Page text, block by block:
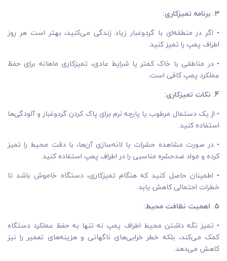
3. برنامه تمیزکاری:
• اگر در منطقه‌ای با گردوغبار زیاد زندگی می‌کنید، بهتر است هر روز
اطراف پمپ را تمیز کنید.
• در مناطقی با خاک کمتر یا شرایط عادی، تمیزکاری ماهانه برای حفظ
عملکرد پمپ کافی است.
4. نکات تمیزکاری:
• از یک دستمال مرطوب یا پارچه نرم برای پاک کردن گردوغبار و آلودگی‌ها
استفاده کنید.
• در صورت مشاهده حشرات یا لانه‌سازی آن‌ها، با دقت محیط را تمیز
کرده و مواد ضدحشره مناسبی را در اطراف پمپ استفاده کنید.
• اطمینان حاصل کنید که هنگام تمیزکاری، دستگاه خاموش باشد تا
خطرات احتمالی کاهش یابد.
5. اهمیت نظافت محیط:
• تمیز نگه داشتن محیط اطراف پمپ نه تنها به حفظ عملکرد دستگاه
کمک می‌کند، بلکه خطر خرابی‌های ناگهانی و هزینه‌های تعمیر را نیز
کاهش می‌دهد.